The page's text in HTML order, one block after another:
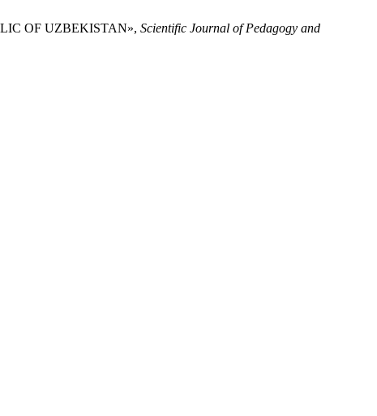
OF UZBEKISTAN», Scientific Journal of Pedagogy and